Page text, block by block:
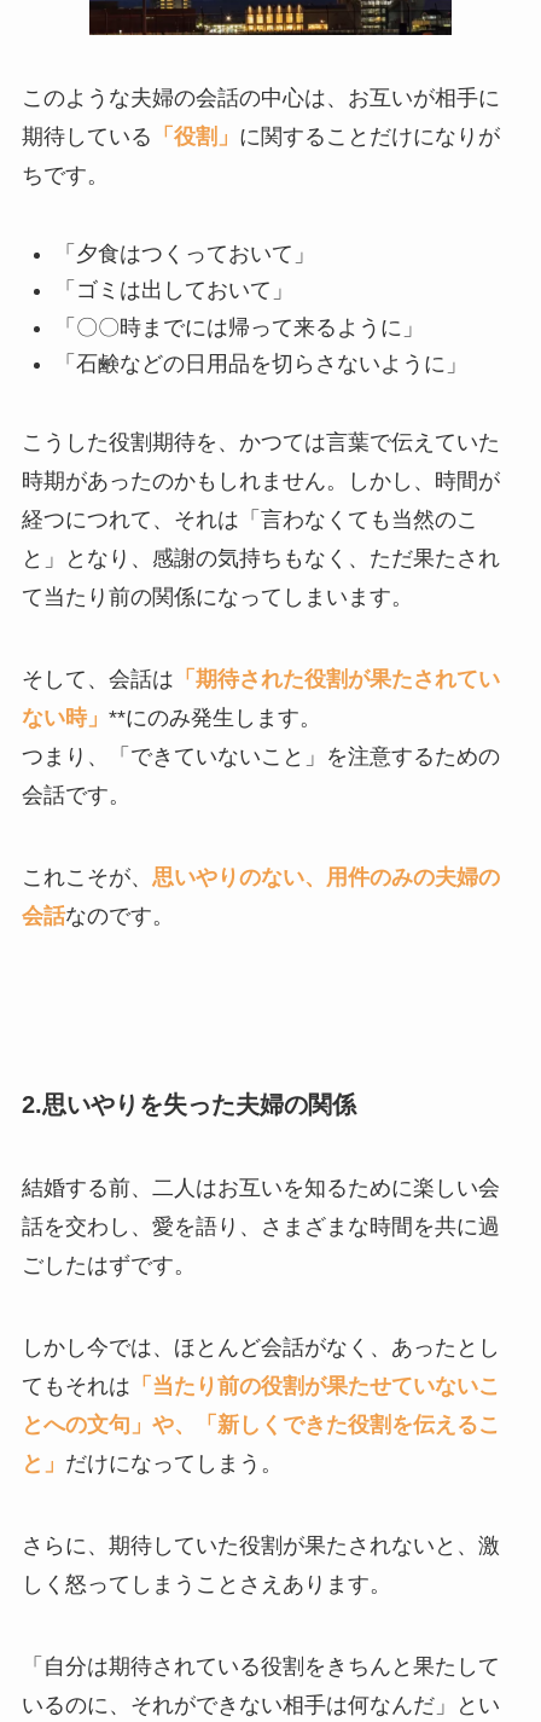
このような夫婦の会話の中心は、お互いが相手に
期待している 「役割」 に関することだけになりが
ちです。
「夕食はつくっておいて」
「ゴミは出しておいて」
「〇〇時までには帰って来るように」
「石鹸などの日用品を切らさないように」
こうした役割期待を、かつては言葉で伝えていた
時期があったのかもしれません。しかし、時間が
経つにつれて、それは「言わなくても当然のこ
と」となり、感謝の気持ちもなく、ただ果たされ
て当たり前の関係になってしまいます。
そして、会話は 「期待された役割が果たされてい
ない時」 **にのみ発生します。
つまり、「できていないこと」を注意するための
会話です。
これこそが、 思いやりのない、用件のみの夫婦の
会話なのです。
2.思いやりを失った夫婦の関係
結婚する前、二人はお互いを知るために楽しい会
話を交わし、愛を語り、さまざまな時間を共に過
ごしたはずです。
しかし今では、ほとんど会話がなく、あったとし
てもそれは 「当たり前の役割が果たせていないこ
とへの文句」や、「新しくできた役割を伝えるこ
と」 だけになってしまう。
さらに、期待していた役割が果たされないと、激
しく怒ってしまうことさえあります。
「自分は期待されている役割をきちんと果たして
いるのに、それができない相手は何なんだ」とい